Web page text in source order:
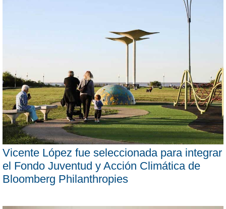
Vicente López fue seleccionada para integrar
el Fondo Juventud y Acción Climática de
Bloomberg Philanthropies